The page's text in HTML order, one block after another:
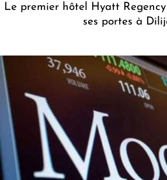
Le premier hôtel Hyatt
ses portes à